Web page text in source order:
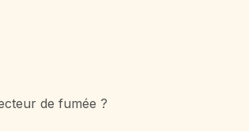
de fumée ?